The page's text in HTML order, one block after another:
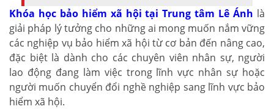
Khóa học bảo hiểm xã hội tại Trung tâm Lê Ánh là
giải pháp lý tưởng cho những ai mong muốn nắm vững
các nghiệp vụ bảo hiểm xã hội từ cơ bản đến nâng cao,
đặc biệt là dành cho các chuyên viên nhân sự, người
lao động đang làm việc trong lĩnh vực nhân sự hoặc
người muốn chuyển đổi nghề nghiệp sang lĩnh vực bảo
hiểm xã hội.